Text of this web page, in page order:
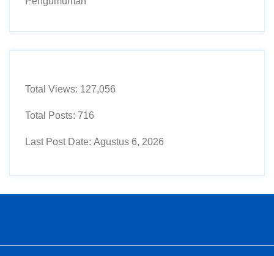
Total Views: 127,056
Total Posts: 716
Last Post Date: Agustus 6, 2026